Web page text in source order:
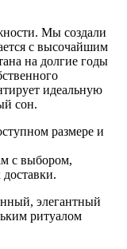
Мы создали
с высочайшим
на долгие годы
идеальную
сон.
размере и
с выбором,
элегантный
ритуалом